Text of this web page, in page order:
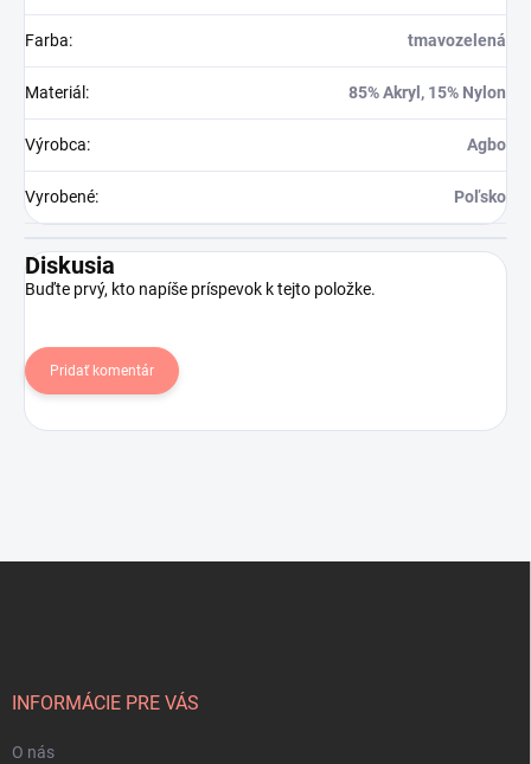
Farba: tmavozelená
Materiál : 85% Akryl, 15% Nylon
Výrobca: Agbo
Vyrobené: Poľsko
Diskusia
Buďte prvý, kto napíše príspevok k tejto položke.
Pridať komentár
INFORMÁCIE PRE VÁS
O nás